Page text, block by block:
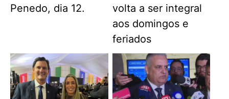
Penedo, dia 12.
volta a ser integral
aos domingos e
feriados